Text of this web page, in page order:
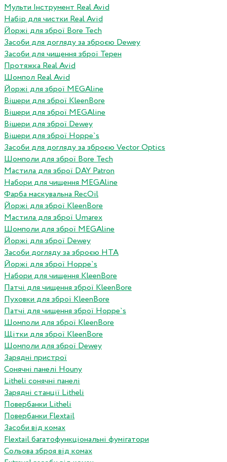
Мульти Інструмент Real Avid
Набір для чистки Real Avid
Йоржі для зброї Bore Tech
Засоби для догляду за зброєю Dewey
Засоби для чищення зброї Терен
Протяжка Real Avid
Шомпол Real Avid
Йоржі для зброї MEGAline
Вішери для зброї KleenBore
Вішери для зброї MEGAline
Вішери для зброї Dewey
Вішери для зброї Hoppe`s
Засоби для догляду за зброєю Vector Optics
Шомполи для зброї Bore Tech
Мастила для зброї DAY Patron
Набори для чищення MEGAline
Фарба маскувальна RecOil
Йоржі для зброї KleenBore
Мастила для зброї Umarex
Шомполи для зброї MEGAline
Йоржі для зброї Dewey
Засоби догляду за зброєю HTA
Йоржі для зброї Hoppe`s
Набори для чищення KleenBore
Патчі для чищення зброї KleenBore
Пуховки для зброї KleenBore
Патчі для чищення зброї Hoppe`s
Шомполи для зброї KleenBore
Щітки для зброї KleenBore
Шомполи для зброї Dewey
Зарядні пристрої
Сонячні панелі Houny
Litheli сонячні панелі
Зарядні станції Litheli
Повербанки Litheli
Повербанки Flextail
Засоби від комах
Flextail багатофункціональні фумігатори
Сольова зброя від комах